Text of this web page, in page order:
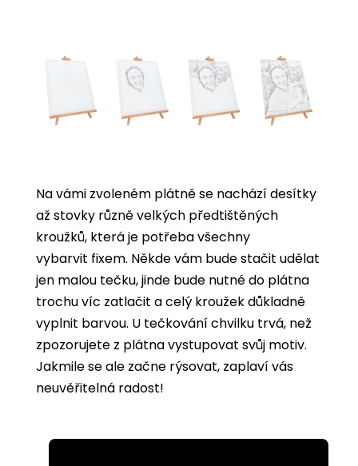
Na vámi zvoleném plátně se nachází desítky
až stovky různě velkých předtištěných
kroužků, která je potřeba všechny
vybarvit fixem. Někde vám bude stačit udělat
jen malou tečku, jinde bude nutné do plátna
trochu víc zatlačit a celý kroužek důkladně
vyplnit barvou. U tečkování chvilku trvá, než
zpozorujete z plátna vystupovat svůj motiv.
Jakmile se ale začne rýsovat, zaplaví vás
neuvěřitelná radost!